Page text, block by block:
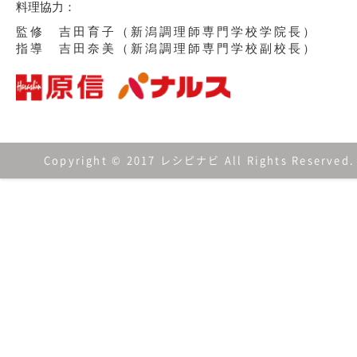
料理協力：
監修 吉田育子（新潟調理師専門学校学院長）
指導 吉田奈美（新潟調理師専門学校副校長）
Copyright © 2017 レシピナビ All Rights Reserved.